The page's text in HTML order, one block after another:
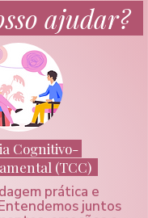
ajudar?
Cognitivo-
(TCC)
prática e
juntos